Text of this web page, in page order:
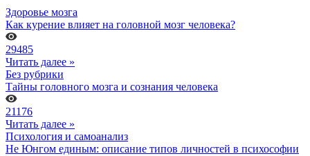
Здоровье мозга
Как курение влияет на головной мозг человека?
29485
Читать далее »
Без рубрики
Тайны головного мозга и сознания человека
21176
Читать далее »
Психология и самоанализ
Не Юнгом единым: описание типов личностей в психософии